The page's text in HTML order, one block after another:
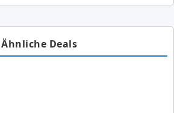
Ähnliche Deals